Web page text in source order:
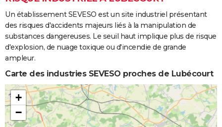
Un établissement SEVESO est un site industriel présentant
des risques d'accidents majeurs liés à la manipulation de
substances dangereuses. Le seuil haut implique plus de risque
d'explosion, de nuage toxique ou d'incendie de grande
ampleur.
Carte des industries SEVESO proches de Lubécourt
+
−